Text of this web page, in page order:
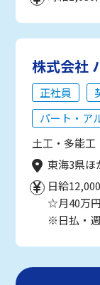
株式会社
正社員
パート・ア
土工・多能工
東海3県ほ
日給
☆月40万円
※日払・週